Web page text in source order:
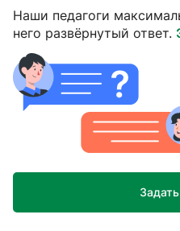
Наши педагоги
него развёрнутый ответ.